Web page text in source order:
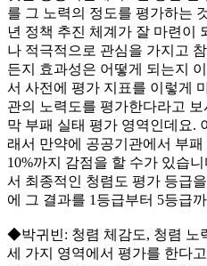
를 그 노력의 정도를 평가하는
년 정책 추진 체계가 잘 마련이
나 적극적으로 관심을 가지고
든지 효과성은 어떻게 되는지
서 사전에 평가 지표를 이렇게
관의 노력도를 평가한다라고 보
막 부패 실태 평가 영역인데요.
래서 만약에 공공기관에서 부
10%까지 감점을 할 수가 있습
서 최종적인 청렴도 평가 등급
에 그 결과를 1등급부터 5등급
◆박귀빈: 청렴 체감도, 청렴 노
세 가지 영역에서 평가를 한다